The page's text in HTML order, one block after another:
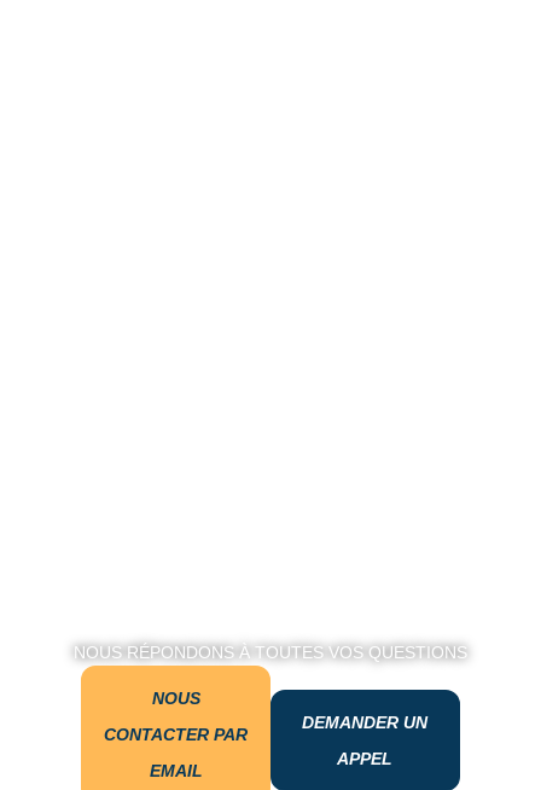
NOUS RÉPONDONS À TOUTES VOS QUESTIONS
NOUS
CONTACTER PAR
EMAIL
DEMANDER UN
APPEL